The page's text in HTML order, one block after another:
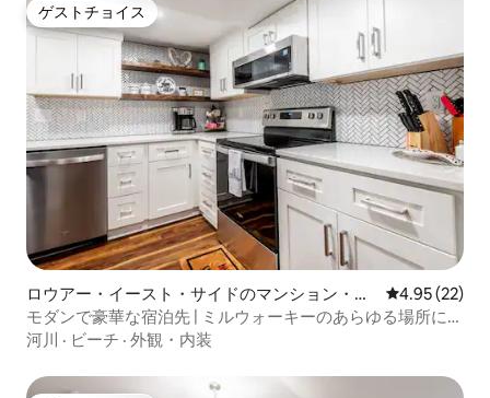
ゲストチョイス
ゲストチョイス
ロウアー・イースト・サイドのマンション・ア
パート
レビュー22
4.95 (22)
モダンで豪華な宿泊先 | ミルウォーキーのあらゆる場所に近
い
河川 · ビーチ · 外観・内装